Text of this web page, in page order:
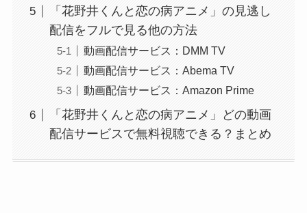
「花野井くんと恋の病アニメ」の見逃し
配信をフルで見る他の方法
動画配信サービス：DMM TV
動画配信サービス：Abema TV
動画配信サービス：Amazon Prime
「花野井くんと恋の病アニメ」どの動画
配信サービスで無料視聴できる？まとめ